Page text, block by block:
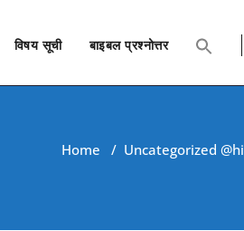
विषय सूची बाइबल प्रश्नोत्तर
Home / Uncategorized @hi